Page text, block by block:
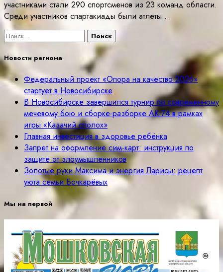
участниками стали 290 спортсменов из 23 команд области.
Среди участников спартакиады были атлеты…
Найти:
Новости региона
Федеральный проект «Опора на качество 2026»
стартует в Новосибирске
В Новосибирске завершился турнир по современному
мечевому бою и сборке-разборке АК-74 в рамках
игры «Казачий сполох»
Главная инвестиция в здоровье ребёнка
Запрет на оформление сим-карт: инструкция по
защите от злоумышленников
Золотые руки Максима и энергия Ларисы: рецепт
уюта семьи Бочкарёвых
Мы на первой